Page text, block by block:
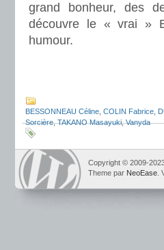
grand bonheur, des
découvre le « vrai »
humour.
BESSONNEAU Céline COLIN Fabrice
Sorcière,TAKANO Masayuki,Vanyda
Copyright © 2009-
Theme par NeoEase .